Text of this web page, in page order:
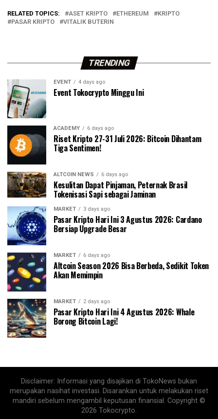
RELATED TOPICS: ASET KRIPTO ETHEREUM
KRIPTO
PASAR KRIPTO
VITALIK BUTERIN
TRENDING
EVENT 4 days ago
Event Tokocrypto Minggu Ini
ACADEMY 6 days ago
Riset Kripto 27-31 Juli 2026: Bitcoin Dihantam
Tiga Sentimen!
ALTCOIN NEWS 6 days ago
Kesulitan Dapat Pinjaman, Peternak Brasil
Tokenisasi Sapi sebagai Jaminan
MARKET 3 days ago
Pasar Kripto Hari Ini 3 Agustus 2026: Cardano
Bersiap Upgrade Besar
MARKET 6 days ago
Altcoin Season 2026 Bisa Berbeda, Sedikit Token
Akan Memimpin
MARKET 2 days ago
Pasar Kripto Hari Ini 4 Agustus 2026: Whale
Borong Bitcoin Lagi!
Disclaimer: Informasi yang disajikan di TokoNews bukan
merupakan nasihat investasi. Disarankan untuk melakukan riset
mandiri sebelum mengambil keputusan finansial. Copyright ©
2026 Tokocrypto.